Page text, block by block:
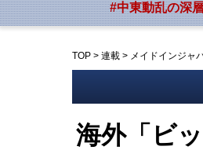
#中東動乱の深
TOP > 連載 > メイドインジャ
海外「ビ